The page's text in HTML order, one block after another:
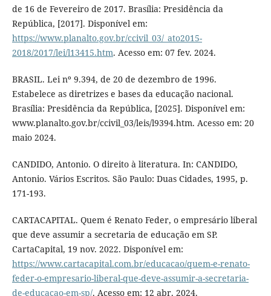
de 16 de Fevereiro de 2017. Brasília: Presidência da
República, [2017]. Disponível em:
https://www.planalto.gov.br/ccivil_03/_ato2015-
2018/2017/lei/l13415.htm. Acesso em: 07 fev. 2024.
BRASIL. Lei nº 9.394, de 20 de dezembro de 1996.
Estabelece as diretrizes e bases da educação nacional.
Brasília: Presidência da República, [2025]. Disponível em:
www.planalto.gov.br/ccivil_03/leis/l9394.htm. Acesso em: 20
maio 2024.
CANDIDO, Antonio. O direito à literatura. In: CANDIDO,
Antonio. Vários Escritos. São Paulo: Duas Cidades, 1995, p.
171-193.
CARTACAPITAL. Quem é Renato Feder, o empresário liberal
que deve assumir a secretaria de educação em SP.
CartaCapital, 19 nov. 2022. Disponível em:
https://www.cartacapital.com.br/educacao/quem-e-renato-
feder-o-empresario-liberal-que-deve-assumir-a-secretaria-
de-educacao-em-sp/. Acesso em: 12 abr. 2024.